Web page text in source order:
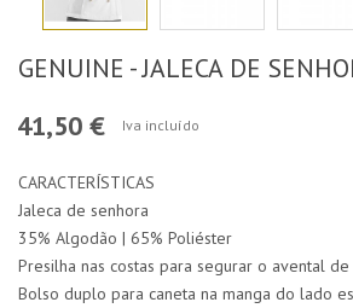
GENUINE - JALECA DE
41,50 €
Iva incluído
CARACTERÍSTICAS
Jaleca de senhora
35% Algodão | 65% Poliéster
Presilha nas costas para segurar o avental
Bolso duplo para caneta na manga do lado